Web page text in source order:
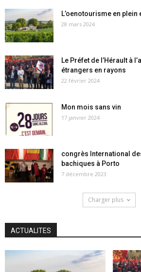
L’oenotourisme en plein
28 mars 2024
Le Préfet de l’Hérault à
étrangers en rayons
22 février 2024
Mon mois sans vin
17 janvier 2024
congrès International
bachiques à Porto
7 décembre 2023
Charger plus
ACTUALITES